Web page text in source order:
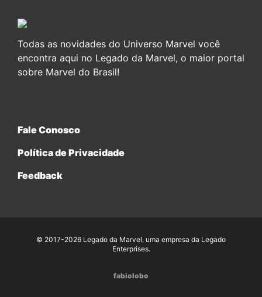
Todas as novidades do Universo Marvel você
encontra aqui no Legado da Marvel, o maior portal
sobre Marvel do Brasil!
Fale Conosco
Política de Privacidade
Feedback
© 2017-2026 Legado da Marvel, uma empresa da Legado
Enterprises.
fabiolobo